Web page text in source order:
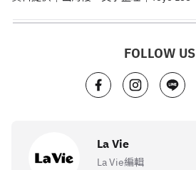
FOLLOW US
La Vie
La Vie編輯